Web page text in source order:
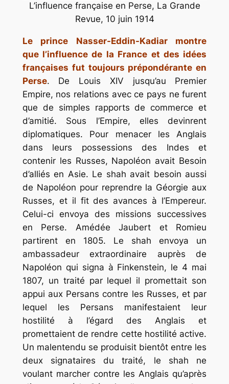
L’influence française en Perse, La Grande
Revue, 10 juin 1914
Le prince Nasser-Eddin-Kadiar montre
que l’influence de la France et des idées
françaises fut toujours prépondérante en
Perse. De Louis XIV jusqu’au Premier
Empire, nos relations avec ce pays ne furent
que de simples rapports de commerce et
d’amitié. Sous l’Empire, elles devinrent
diplomatiques. Pour menacer les Anglais
dans leurs possessions des Indes et
contenir les Russes, Napoléon avait Besoin
d’alliés en Asie. Le shah avait besoin aussi
de Napoléon pour reprendre la Géorgie aux
Russes, et il fit des avances à l’Empereur.
Celui-ci envoya des missions successives
en Perse. Amédée Jaubert et Romieu
partirent en 1805. Le shah envoya un
ambassadeur extraordinaire auprès de
Napoléon qui signa à Finkenstein, le 4 mai
1807, un traité par lequel il promettait son
appui aux Persans contre les Russes, et par
lequel les Persans manifestaient leur
hostilité à l’égard des Anglais et
promettaient de rendre cette hostilité active.
Un malentendu se produisit bientôt entre les
deux signataires du traité, le shah ne
voulant marcher contre les Anglais qu’après